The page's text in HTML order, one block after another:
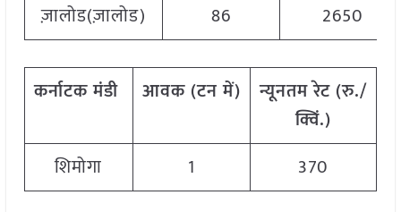
ज़ालोड(ज़ालोड)
86 2650
कर्नाटकमंडी आवक(टनमें) न्यूनतमरेट(रु./
क्विं.)
शिमोगा 1 370